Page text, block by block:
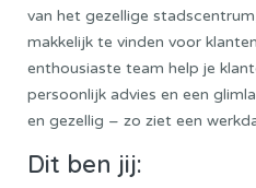
van het gezellige
makkelijk te vinden voor
enthousiaste team help je
persoonlijk advies en een
en gezellig – zo ziet een
Dit ben jij: